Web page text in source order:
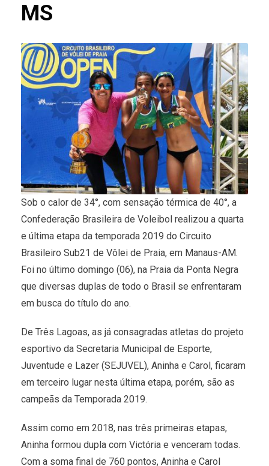
MS
Sob o calor de 34°, com sensação térmica de 40°, a
Confederação Brasileira de Voleibol realizou a quarta
e última etapa da temporada 2019 do Circuito
Brasileiro Sub21 de Vôlei de Praia, em Manaus-AM.
Foi no último domingo (06), na Praia da Ponta Negra
que diversas duplas de todo o Brasil se enfrentaram
em busca do título do ano.
De Três Lagoas, as já consagradas atletas do projeto
esportivo da Secretaria Municipal de Esporte,
Juventude e Lazer (SEJUVEL), Aninha e Carol, ficaram
em terceiro lugar nesta última etapa, porém, são as
campeãs da Temporada 2019.
Assim como em 2018, nas três primeiras etapas,
Aninha formou dupla com Victória e venceram todas.
Com a soma final de 760 pontos, Aninha e Carol